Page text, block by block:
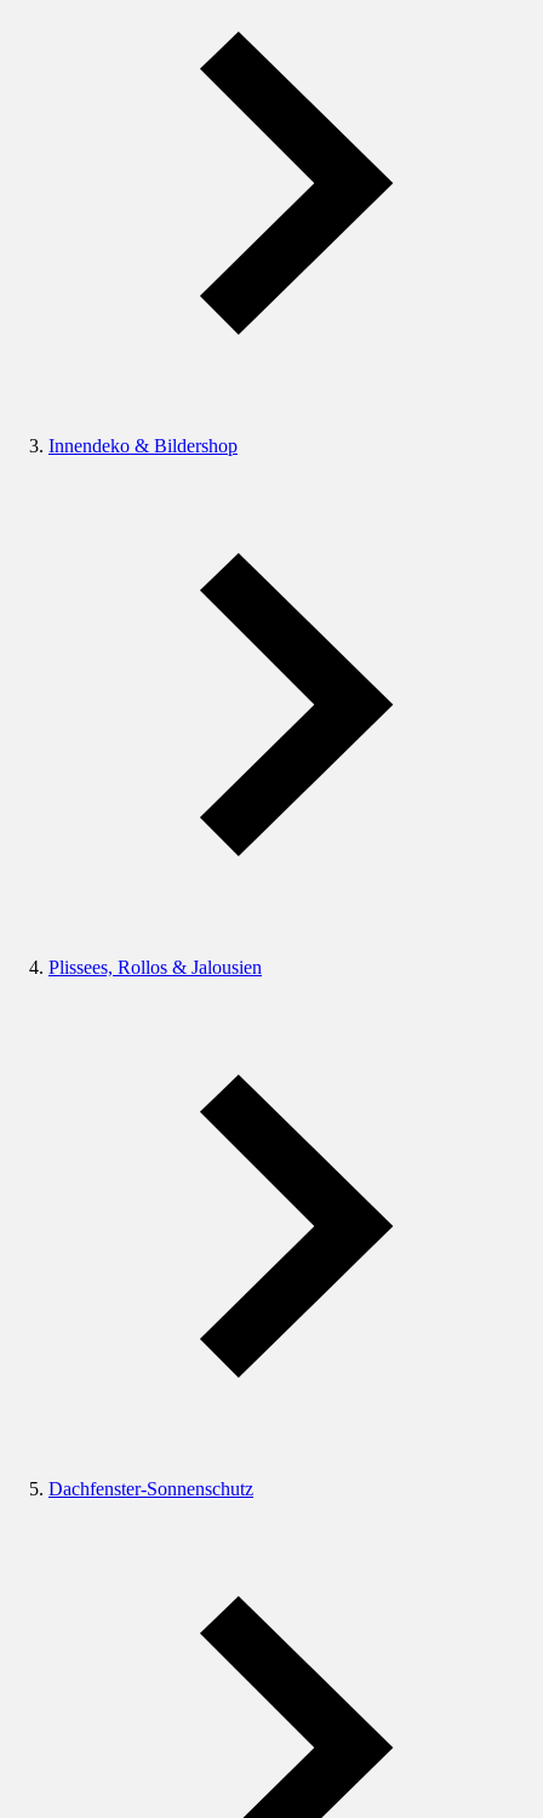
Innendeko & Bildershop
Plissees, Rollos & Jalousien
Dachfenster-Sonnenschutz